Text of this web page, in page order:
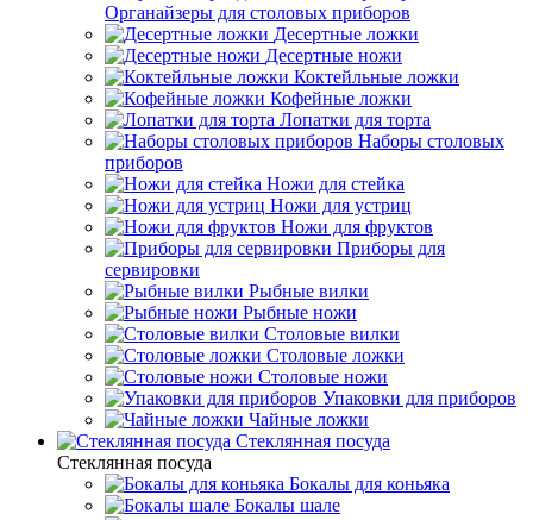
Органайзеры для столовых приборов
Десертные ложки
Десертные ножи
Коктейльные ложки
Кофейные ложки
Лопатки для торта
Наборы столовых
приборов
Ножи для стейка
Ножи для устриц
Ножи для фруктов
Приборы для
сервировки
Рыбные вилки
Рыбные ножи
Столовые вилки
Столовые ложки
Столовые ножи
Упаковки для приборов
Чайные ложки
Стеклянная посуда
Стеклянная посуда
Бокалы для коньяка
Бокалы шале